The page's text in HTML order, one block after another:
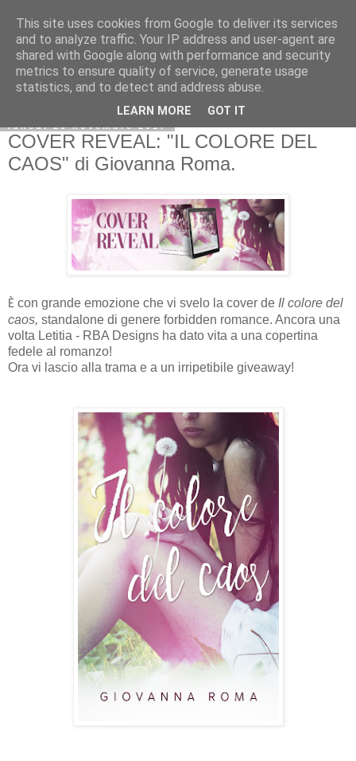
lunedì 20 novembre 2017
COVER REVEAL: "IL COLORE DEL
CAOS" di Giovanna Roma.
È con grande emozione che vi svelo la cover de Il colore del
caos, standalone di genere forbidden romance. Ancora una
volta Letitia - RBA Designs ha dato vita a una copertina
fedele al romanzo!
Ora vi lascio alla trama e a un irripetibile giveaway!
This site uses cookies from Google to deliver its services
and to analyze traffic. Your IP address and user-agent are
shared with Google along with performance and security
metrics to ensure quality of service, generate usage
statistics, and to detect and address abuse.
LEARN MORE GOT IT